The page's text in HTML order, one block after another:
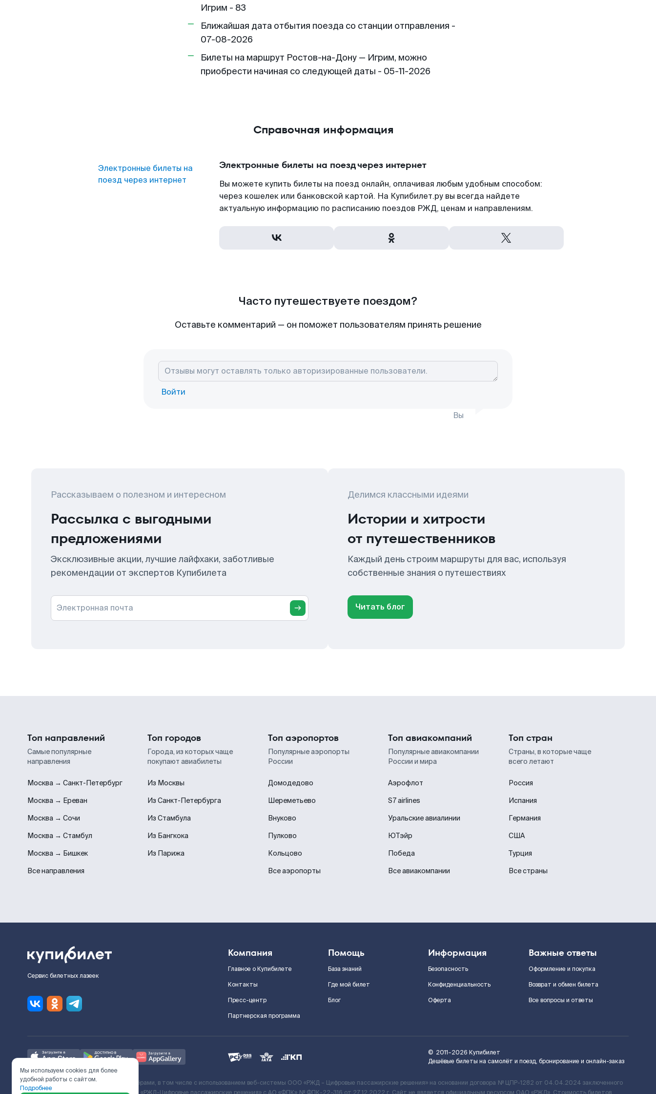
Игрим - 83
Ближайшая дата отбытия поезда со станции отправления -
07-08-2026
Билеты на маршрут Ростов-на-Дону — Игрим, можно
приобрести начиная со следующей даты - 05-11-2026
Справочная информация
Электронные билеты на
поезд через интернет
Электронные билеты на поезд через интернет
Вы можете купить билеты на поезд онлайн, оплачивая любым удобным способом:
через кошелек или банковской картой. На Купибилет.ру вы всегда найдете
актуальную информацию по расписанию поездов РЖД, ценам и направлениям.
Часто путешествуете поездом?
Оставьте комментарий — он поможет пользователям принять решение
Войти
Вы
Рассказываем о полезном и интересном
Рассылка с выгодными
предложениями
Эксклюзивные акции, лучшие лайфхаки, заботливые
рекомендации от экспертов Купибилета
Электронная почта
Делимся классными идеями
Истории и хитрости
от путешественников
Каждый день строим маршруты для вас, используя
собственные знания о путешествиях
Читать блог
Топ направлений
Самые популярные
направления
Москва → Санкт-Петербург
Москва → Ереван
Москва → Сочи
Москва → Стамбул
Москва → Бишкек
Все направления
Топ городов
Города, из которых чаще
покупают авиабилеты
Из Москвы
Из Санкт-Петербурга
Из Стамбула
Из Бангкока
Из Парижа
Топ аэропортов
Популярные аэропорты
России
Домодедово
Шереметьево
Внуково
Пулково
Кольцово
Все аэропорты
Топ авиакомпаний
Популярные авиакомпании
России и мира
Аэрофлот
S7 airlines
Уральские авиалинии
ЮТэйр
Победа
Все авиакомпании
Топ стран
Страны, в которые чаще
всего летают
Россия
Испания
Германия
США
Турция
Все страны
Сервис билетных лазеек
Компания
Главное о Купибилете
Контакты
Пресс-центр
Партнерская программа
Помощь
База знаний
Где мой билет
Блог
Информация
Безопасность
Конфиденциальность
Оферта
Важные ответы
Оформление и покупка
Возврат и обмен билета
Все вопросы и ответы
© 2011–2026 Купибилет
Дешёвые билеты на самолёт и поезд, бронирование и онлайн-заказ
Ж/Д билеты предоставляются партнёрами, в том числе с использованием веб-системы ООО «РЖД – Цифровые пассажирские решения» на основании договора № ЦПР-1282 от 04.04.2024 заключенного
Мы используем cookies для более
удобной работы с сайтом.
Подробнее